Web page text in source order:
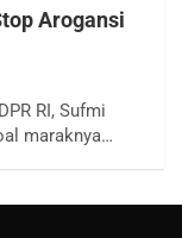
Arogansi
RI, Sufmi
maraknya…